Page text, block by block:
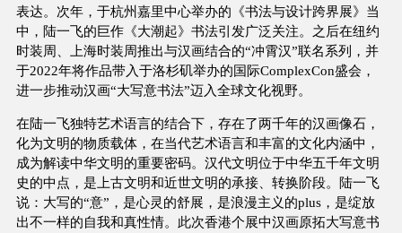
表达。次年，于杭州嘉里中⼼举办的《书法与设计跨界展》当
中，陆⼀飞的巨作《⼤潮起》书法引发广泛关注。之后在纽约
时装周、上海时装周推出与汉画结合的“冲霄汉”联名系列，并
于2022年将作品带入于洛杉矶举办的国际ComplexCon盛会，
进⼀步推动汉画“⼤写意书法”迈入全球⽂化视野。
在陆⼀飞独特艺术语⾔的结合下，存在了两千年的汉画像⽯，
化为⽂明的物质载体，在当代艺术语⾔和丰富的⽂化内涵中，
成为解读中华⽂明的重要密码。汉代⽂明位于中华五千年⽂明
史的中点，是上古⽂明和近世⽂明的承接、转换阶段。陆一飞
说：大写的“意”，是心灵的舒展，是浪漫主义的plus，是绽放
出不一样的自我和真性情。此次香港个展中汉画原拓⼤写意书